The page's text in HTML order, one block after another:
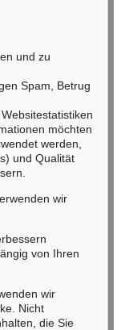
und zu
Spam, Betrug
möchten
werden,
und Qualität
wir
von Ihren
wir
Nicht
die Sie